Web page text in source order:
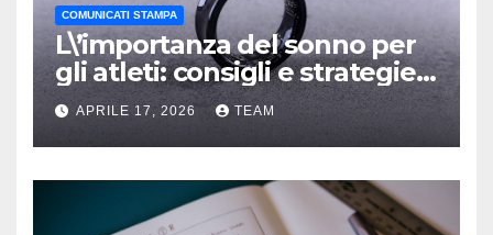
COMUNICATI STAMPA
L\’importanza del sonno per
gli atleti: consigli e strategie
per riposare meglio
APRILE 17, 2026 TEAM